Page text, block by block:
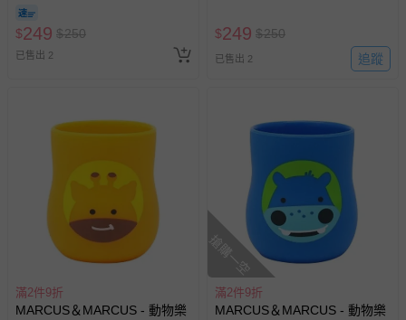
$249 $250
已售出 2
$249 $250
已售出 2 追蹤
滿2件9折
MARCUS＆MARCUS - 動物樂
搶購一空
滿2件9折
MARCUS＆MARCUS - 動物樂